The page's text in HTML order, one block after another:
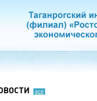
все